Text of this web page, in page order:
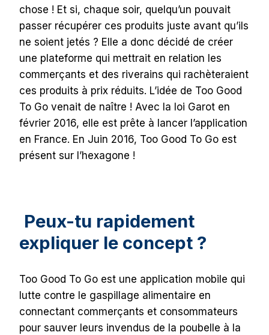
chose ! Et si, chaque soir, quelqu’un pouvait
passer récupérer ces produits juste avant qu’ils
ne soient jetés ? Elle a donc décidé de créer
une plateforme qui mettrait en relation les
commerçants et des riverains qui rachèteraient
ces produits à prix réduits. L’idée de Too Good
To Go venait de naître ! Avec la loi Garot en
février 2016, elle est prête à lancer l’application
en France. En Juin 2016, Too Good To Go est
présent sur l’hexagone !
Peux-tu rapidement
expliquer le concept ?
Too Good To Go est une application mobile qui
lutte contre le gaspillage alimentaire en
connectant commerçants et consommateurs
pour sauver leurs invendus de la poubelle à la